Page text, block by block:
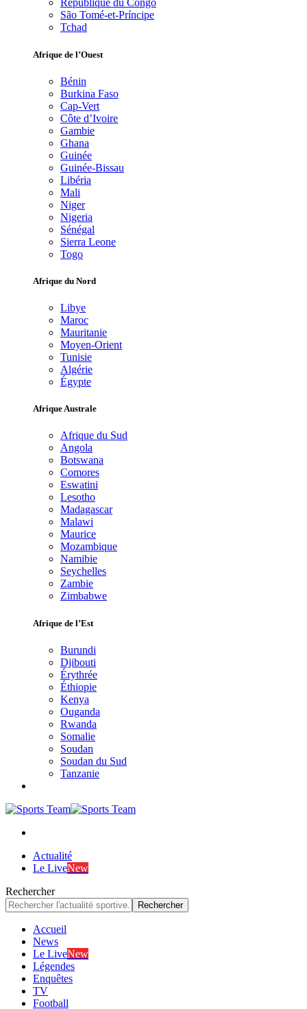
République du Congo
São Tomé-et-Príncipe
Tchad
Afrique de l’Ouest
Bénin
Burkina Faso
Cap-Vert
Côte d’Ivoire
Gambie
Ghana
Guinée
Guinée-Bissau
Libéria
Mali
Niger
Nigeria
Sénégal
Sierra Leone
Togo
Afrique du Nord
Libye
Maroc
Mauritanie
Moyen-Orient
Tunisie
Algérie
Égypte
Afrique Australe
Afrique du Sud
Angola
Botswana
Comores
Eswatini
Lesotho
Madagascar
Malawi
Maurice
Mozambique
Namibie
Seychelles
Zambie
Zimbabwe
Afrique de l’Est
Burundi
Djibouti
Érythrée
Éthiopie
Kenya
Ouganda
Rwanda
Somalie
Soudan
Soudan du Sud
Tanzanie
Actualité
Le LiveNew
Rechercher
Accueil
News
Le LiveNew
Légendes
Enquêtes
TV
Football